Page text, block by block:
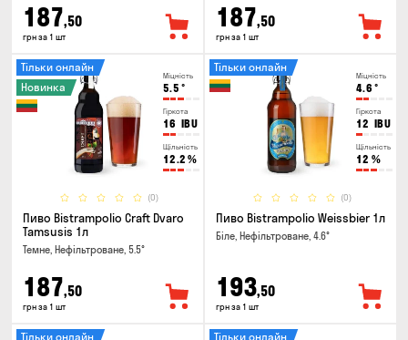
187,50
грн за 1 шт
187,50
грн за 1 шт
Міцність
5.5 °
Гіркота
16 IBU
Щільність
12.2 %
(0)
Тільки онлайн
Новинка
Пиво Bistrampolio Craft Dvaro
Tamsusis 1л
Темне, Нефільтроване, 5.5°
187,50
грн за 1 шт
Міцність
4.6 °
Гіркота
12 IBU
Щільність
12 %
(0)
Тільки онлайн
Пиво Bistrampolio Weissbier 1л
Біле, Нефільтроване, 4.6°
193,50
грн за 1 шт
Тільки онлайн Тільки онлайн